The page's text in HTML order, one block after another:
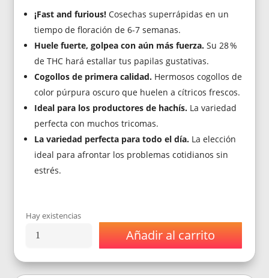
¡Fast and furious!Cosechas superrápidas en un
tiempo de floración de 6-7 semanas.
Huele fuerte, golpea con aún más fuerza. Su 28 %
de THC hará estallar tus papilas gustativas.
Cogollos de primera calidad. Hermosos cogollos de
color púrpura oscuro que huelen a cítricos frescos.
Ideal para los productores de hachís. La variedad
perfecta con muchos tricomas.
La variedad perfecta para todo el día. La elección
ideal para afrontar los problemas cotidianos sin
estrés.
Hay existencias
Semillas
Fast
Buds
Añadir al carrito